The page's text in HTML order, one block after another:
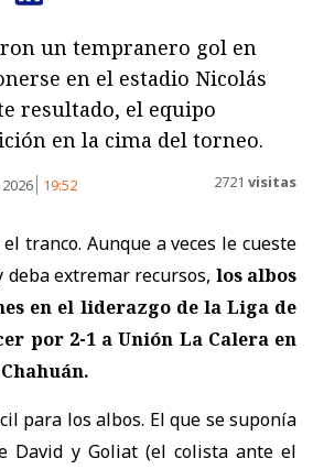
un tempranero gol en
en el estadio Nicolás
resultado, el equipo
en la cima del torneo.
19:52 2721 visitas
tranco. Aunque a veces le cueste
deba extremar recursos, los albos
en el liderazgo de la Liga de
por 2-1 a Unión La Calera en
para los albos. El que se suponía
David y Goliat (el colista ante el